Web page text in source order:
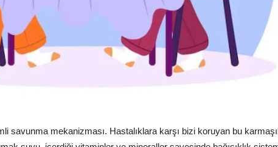
savunma mekanizması. Hastalıklara karşı bizi koruyan bu